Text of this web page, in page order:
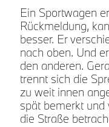
Ein Sportwagen
Rückmeldung,
besser. Er
nach oben. Und
den anderen.
trennt sich die
zu weit innen
spät bemerkt
die Straße